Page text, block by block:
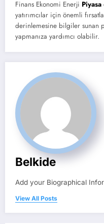
Finans Ekonomi Enerji Piyasa
yatırımcılar için önemli
derinlemesine bilgiler sunan
yapmanıza yardımcı olabilir.
Belkide
Add your Biographical
View All Posts